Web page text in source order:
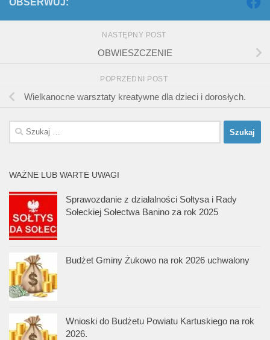
OBSERWUJ:
NASTĘPNY POST
OBWIESZCZENIE
POPRZEDNI POST
Wielkanocne warsztaty kreatywne dla dzieci i dorosłych.
Szukaj:
WAŻNE LUB WARTE UWAGI
Sprawozdanie z działalności Sołtysa i Rady
Sołeckiej Sołectwa Banino za rok 2025
Budżet Gminy Żukowo na rok 2026 uchwalony
Wnioski do Budżetu Powiatu Kartuskiego na rok
2026.